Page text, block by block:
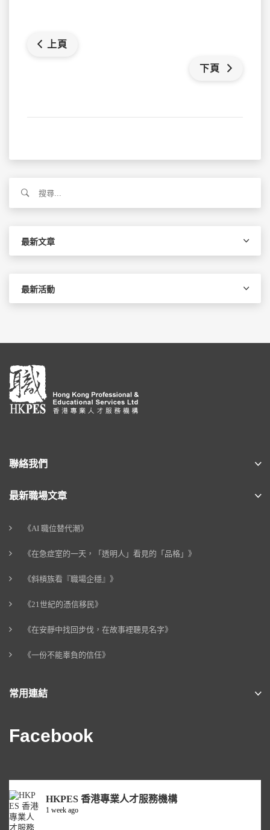
上頁
下頁
關
最新文章
最新活動
聯絡我們
最新職場文章
《AI 職位替代潮》
《在急症室的一天，「透明人」看見的「品格」》
《斜槓族看『職場企穩』》
《21世紀的憑信移民》
《在安靜中找回步伐，在故事裡聽見名字》
《一份不能辜負的信任》
常用連結
Facebook
HKPES 香港專業人才服務機構
1 week ago